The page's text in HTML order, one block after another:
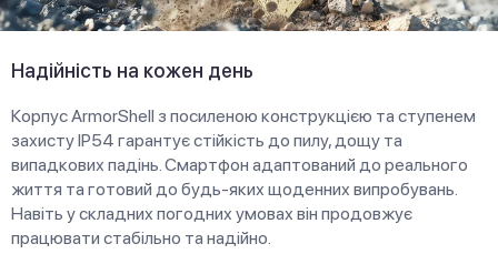
Надійність на кожен день
Корпус ArmorShell з посиленою конструкцією та ступенем
захисту IP54 гарантує стійкість до пилу, дощу та
випадкових падінь. Смартфон адаптований до реального
життя та готовий до будь-яких щоденних випробувань.
Навіть у складних погодних умовах він продовжує
працювати стабільно та надійно.